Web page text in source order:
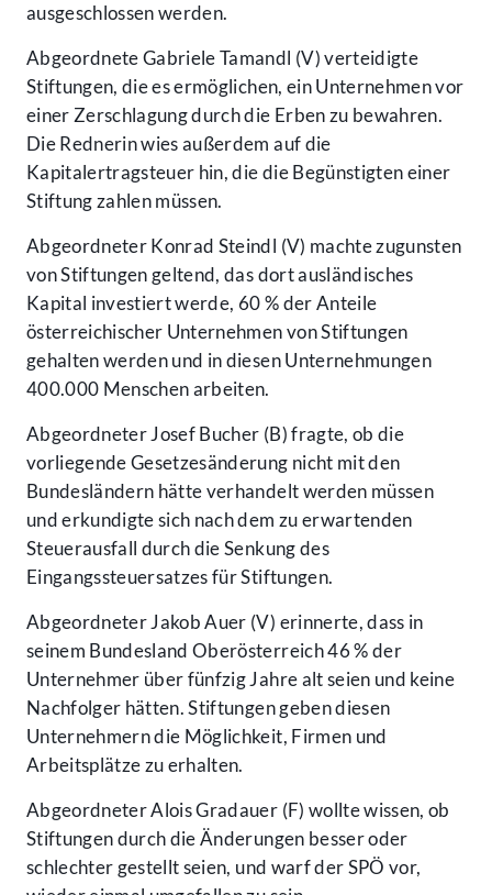
ausgeschlossen werden.
Abgeordnete Gabriele Tamandl (V) verteidigte
Stiftungen, die es ermöglichen, ein Unternehmen vor
einer Zerschlagung durch die Erben zu bewahren.
Die Rednerin wies außerdem auf die
Kapitalertragsteuer hin, die die Begünstigten einer
Stiftung zahlen müssen.
Abgeordneter Konrad Steindl (V) machte zugunsten
von Stiftungen geltend, das dort ausländisches
Kapital investiert werde, 60 % der Anteile
österreichischer Unternehmen von Stiftungen
gehalten werden und in diesen Unternehmungen
400.000 Menschen arbeiten.
Abgeordneter Josef Bucher (B) fragte, ob die
vorliegende Gesetzesänderung nicht mit den
Bundesländern hätte verhandelt werden müssen
und erkundigte sich nach dem zu erwartenden
Steuerausfall durch die Senkung des
Eingangssteuersatzes für Stiftungen.
Abgeordneter Jakob Auer (V) erinnerte, dass in
seinem Bundesland Oberösterreich 46 % der
Unternehmer über fünfzig Jahre alt seien und keine
Nachfolger hätten. Stiftungen geben diesen
Unternehmern die Möglichkeit, Firmen und
Arbeitsplätze zu erhalten.
Abgeordneter Alois Gradauer (F) wollte wissen, ob
Stiftungen durch die Änderungen besser oder
schlechter gestellt seien, und warf der SPÖ vor,